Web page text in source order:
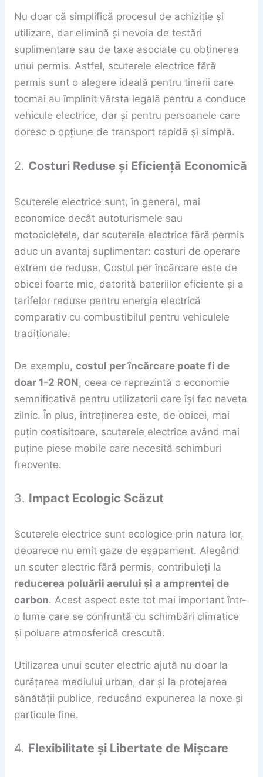
Nu doar că simplifică procesul de achiziție și
utilizare, dar elimină și nevoia de testări
suplimentare sau de taxe asociate cu obținerea
unui permis. Astfel, scuterele electrice fără
permis sunt o alegere ideală pentru tinerii care
tocmai au împlinit vârsta legală pentru a conduce
vehicule electrice, dar și pentru persoanele care
doresc o opțiune de transport rapidă și simplă.
2. Costuri Reduse și Eficiență Economică
Scuterele electrice sunt, în general, mai
economice decât autoturismele sau
motocicletele, dar scuterele electrice fără permis
aduc un avantaj suplimentar: costuri de operare
extrem de reduse. Costul per încărcare este de
obicei foarte mic, datorită bateriilor eficiente și a
tarifelor reduse pentru energia electrică
comparativ cu combustibilul pentru vehiculele
tradiționale.
De exemplu, costul per încărcare poate fi de
doar 1-2 RON, ceea ce reprezintă o economie
semnificativă pentru utilizatorii care își fac naveta
zilnic. În plus, întreținerea este, de obicei, mai
puțin costisitoare, scuterele electrice având mai
puține piese mobile care necesită schimburi
frecvente.
3. Impact Ecologic Scăzut
Scuterele electrice sunt ecologice prin natura lor,
deoarece nu emit gaze de eșapament. Alegând
un scuter electric fără permis, contribuieți la
reducerea poluării aerului și a amprentei de
carbon. Acest aspect este tot mai important într-
o lume care se confruntă cu schimbări climatice
și poluare atmosferică crescută.
Utilizarea unui scuter electric ajută nu doar la
curățarea mediului urban, dar și la protejarea
sănătății publice, reducând expunerea la noxe și
particule fine.
4. Flexibilitate și Libertate de Mișcare